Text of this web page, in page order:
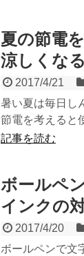
夏の節電
涼しくな
2017/4/21
暑い夏は毎日し
節電を考えると
記事を読む
ボールペ
インクの
2017/4/20
ボールペンで文